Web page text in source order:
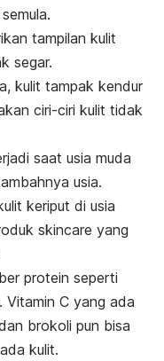
tampilan kulit
segar.
kulit tampak kendur
ciri-ciri kulit tidak
saat usia muda
usia.
keriput di usia
skincare yang
protein seperti
Vitamin C yang ada
brokoli pun bisa
kulit.